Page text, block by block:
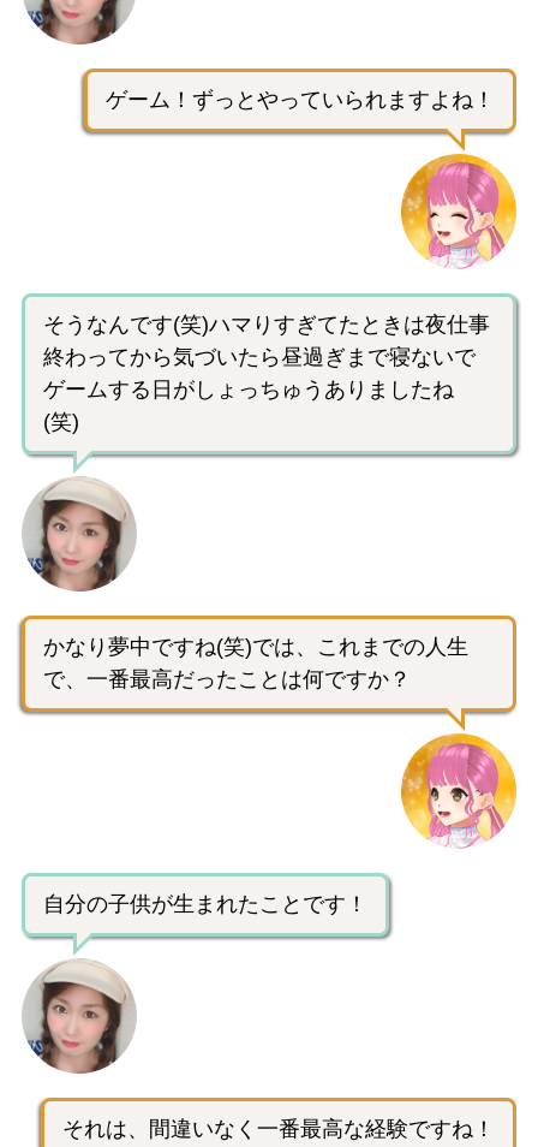
ゲーム！ずっとやっていられますよね！
そうなんです(笑)ハマりすぎてたときは夜仕事
終わってから気づいたら昼過ぎまで寝ないで
ゲームする日がしょっちゅうありましたね
(笑)
かなり夢中ですね(笑)では、これまでの人生
で、一番最高だったことは何ですか？
自分の子供が生まれたことです！
それは、間違いなく一番最高な経験ですね！